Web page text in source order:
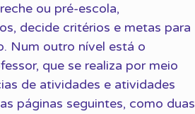
ou pré-escola,
decide critérios e metas para
Num outro nível está o
que se realiza por meio
de atividades e atividades
páginas seguintes, como duas